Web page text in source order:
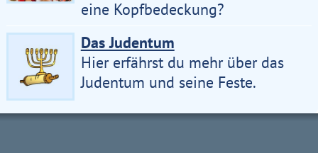
eine Kopfbedeckung?
Das Judentum
Hier erfährst du mehr über das
Judentum und seine Feste.